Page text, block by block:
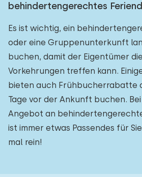
behindertengerechtes
Es ist wichtig, ein
oder eine Gruppenunterkunft
buchen, damit der Eigentümer
Vorkehrungen treffen kann.
bieten auch Frühbucherrabatte
Tage vor der Ankunft buchen.
Angebot an
ist immer etwas Passendes für
mal rein!